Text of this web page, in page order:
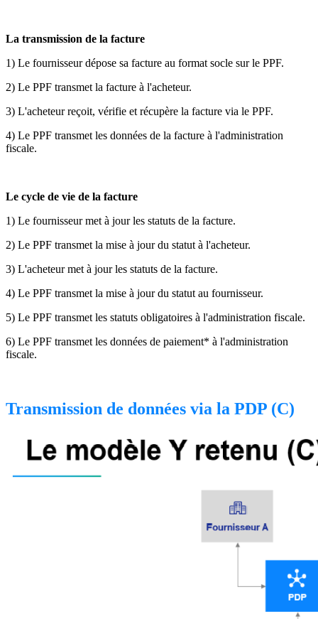
La transmission de la facture
1) Le fournisseur dépose sa facture au format socle sur le PPF.
2) Le PPF transmet la facture à l'acheteur.
3) L'acheteur reçoit, vérifie et récupère la facture via le PPF.
4) Le PPF transmet les données de la facture à l'administration
fiscale.
Le cycle de vie de la facture
1) Le fournisseur met à jour les statuts de la facture.
2) Le PPF transmet la mise à jour du statut à l'acheteur.
3) L'acheteur met à jour les statuts de la facture.
4) Le PPF transmet la mise à jour du statut au fournisseur.
5) Le PPF transmet les statuts obligatoires à l'administration fiscale.
6) Le PPF transmet les données de paiement* à l'administration
fiscale.
Transmission de données via la PDP (C)